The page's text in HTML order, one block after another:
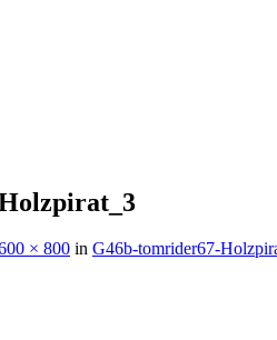
× 800 in G46b-tomrider67-